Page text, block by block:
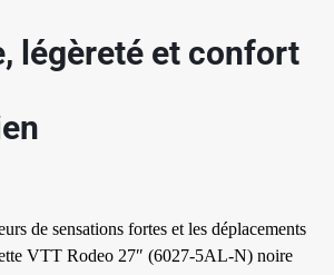
légèreté et confort
de sensations fortes et les déplacements
VTT Rodeo 27″ (6027-5AL-N) noire
✱